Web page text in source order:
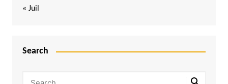
« Juil
Search